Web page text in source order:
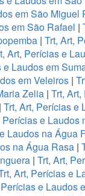
em São Miguel
em São Rafael |
| Trt, Art,
Art, Perícias e
e Laudos em
em Veleiros|
Zelia| Trt,
Trt, Art, Perícias e
Perícias e Laudos
Laudos na Água
na Água Rasa |
| Trt, Art,
Art, Perícias e
e Laudos